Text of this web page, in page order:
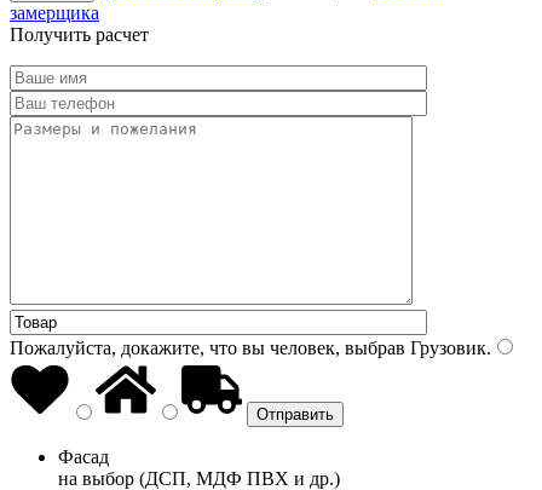
замерщика
Получить расчет
Пожалуйста, докажите, что вы человек, выбрав Грузовик.
Фасад
на выбор (ДСП, МДФ ПВХ и др.)